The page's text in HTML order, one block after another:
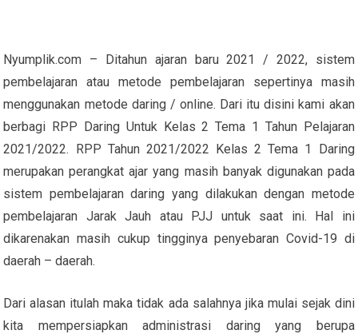
Nyumplik.com – Ditahun ajaran baru 2021 / 2022, sistem
pembelajaran atau metode pembelajaran sepertinya masih
menggunakan metode daring / online. Dari itu disini kami akan
berbagi RPP Daring Untuk Kelas 2 Tema 1 Tahun Pelajaran
2021/2022. RPP Tahun 2021/2022 Kelas 2 Tema 1 Daring
merupakan perangkat ajar yang masih banyak digunakan pada
sistem pembelajaran daring yang dilakukan dengan metode
pembelajaran Jarak Jauh atau PJJ untuk saat ini. Hal ini
dikarenakan masih cukup tingginya penyebaran Covid-19 di
daerah – daerah.
Dari alasan itulah maka tidak ada salahnya jika mulai sejak dini
kita mempersiapkan administrasi daring yang berupa